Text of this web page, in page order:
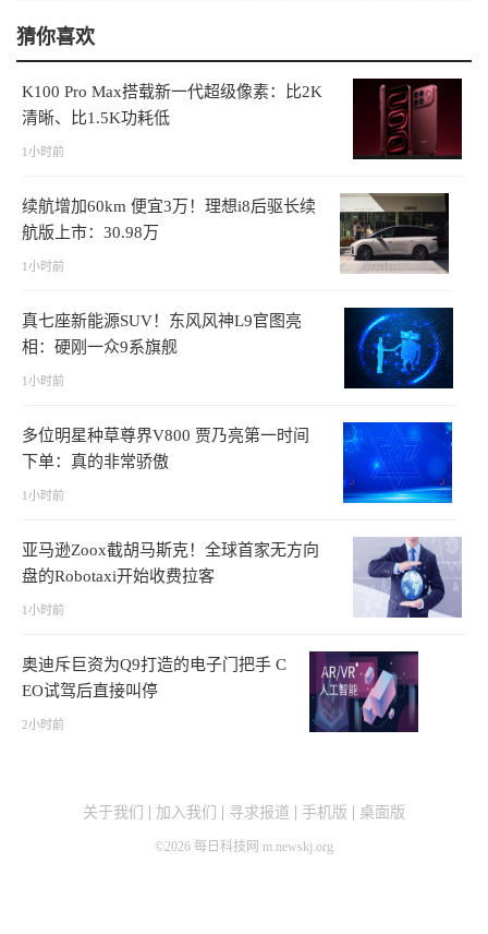
猜你喜欢
K100 Pro Max搭载新一代超级像素：比2K
清晰、比1.5K功耗低
1小时前
续航增加60km 便宜3万！理想i8后驱长续
航版上市：30.98万
1小时前
真七座新能源SUV！东风风神L9官图亮
相：硬刚一众9系旗舰
1小时前
多位明星种草尊界V800 贾乃亮第一时间
下单：真的非常骄傲
1小时前
亚马逊Zoox截胡马斯克！全球首家无方向
盘的Robotaxi开始收费拉客
1小时前
奥迪斥巨资为Q9打造的电子门把手 C
EO试驾后直接叫停
2小时前
关于我们 加入我们 寻求报道 手机版 桌面版
©2026 每日科技网 m.newskj.org